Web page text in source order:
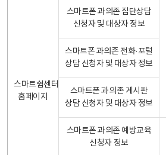
스마트쉼센터
홈페이지
스마트폰 과의존 집단상담
신청자 및 대상자 정보
스마트폰 과의존 전화·포털
상담 신청자 및 대상자 정보
스마트폰 과의존 게시판
상담 신청자 및 대상자 정보
스마트폰 과의존 예방교육
신청자 정보